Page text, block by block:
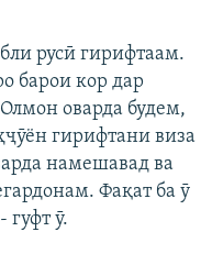
русӣ гирифтаам.
барои кор дар
оварда будем,
гирифтани виза
намешавад ва
Фақат ба ӯ
гуфт ӯ.